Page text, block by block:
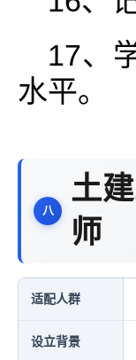
17、
水平。
土
师
适配人群
设立背景